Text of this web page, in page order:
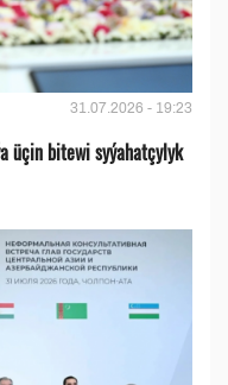
31.07.2026 - 19:23
üçin bitewi syýahatçylyk